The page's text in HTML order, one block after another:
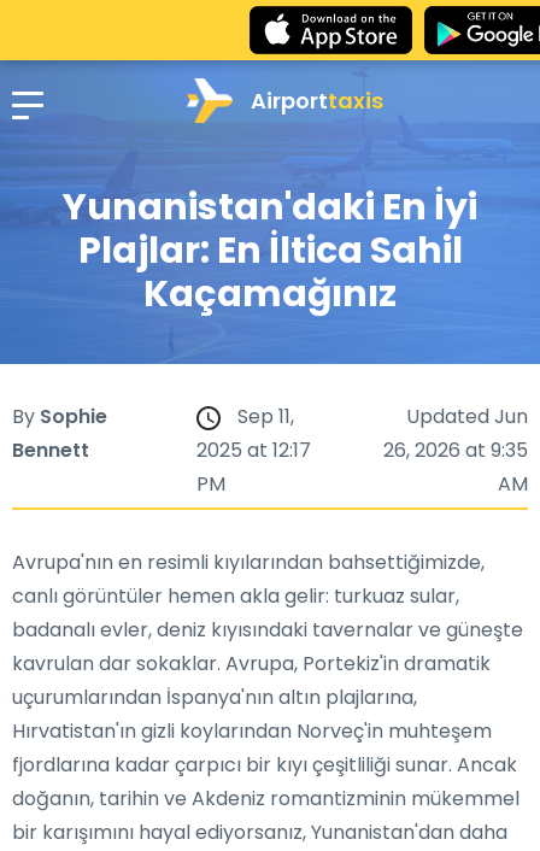
Airporttaxis
Yunanistan'daki En İyi
Plajlar: En İltica Sahil
Kaçamağınız
By Sophie
Bennett
Sep 11,
2025 at 12:17
PM
Updated Jun
26, 2026 at 9:35
AM
Avrupa'nın en resimli kıyılarından bahsettiğimizde,
canlı görüntüler hemen akla gelir: turkuaz sular,
badanalı evler, deniz kıyısındaki tavernalar ve güneşte
kavrulan dar sokaklar. Avrupa, Portekiz'in dramatik
uçurumlarından İspanya'nın altın plajlarına,
Hırvatistan'ın gizli koylarından Norveç'in muhteşem
fjordlarına kadar çarpıcı bir kıyı çeşitliliği sunar. Ancak
doğanın, tarihin ve Akdeniz romantizminin mükemmel
bir karışımını hayal ediyorsanız, Yunanistan'dan daha